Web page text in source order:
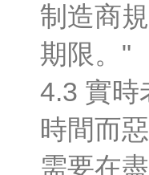
制造商
期限。 "
4.3 實時
時間而惡
需要在